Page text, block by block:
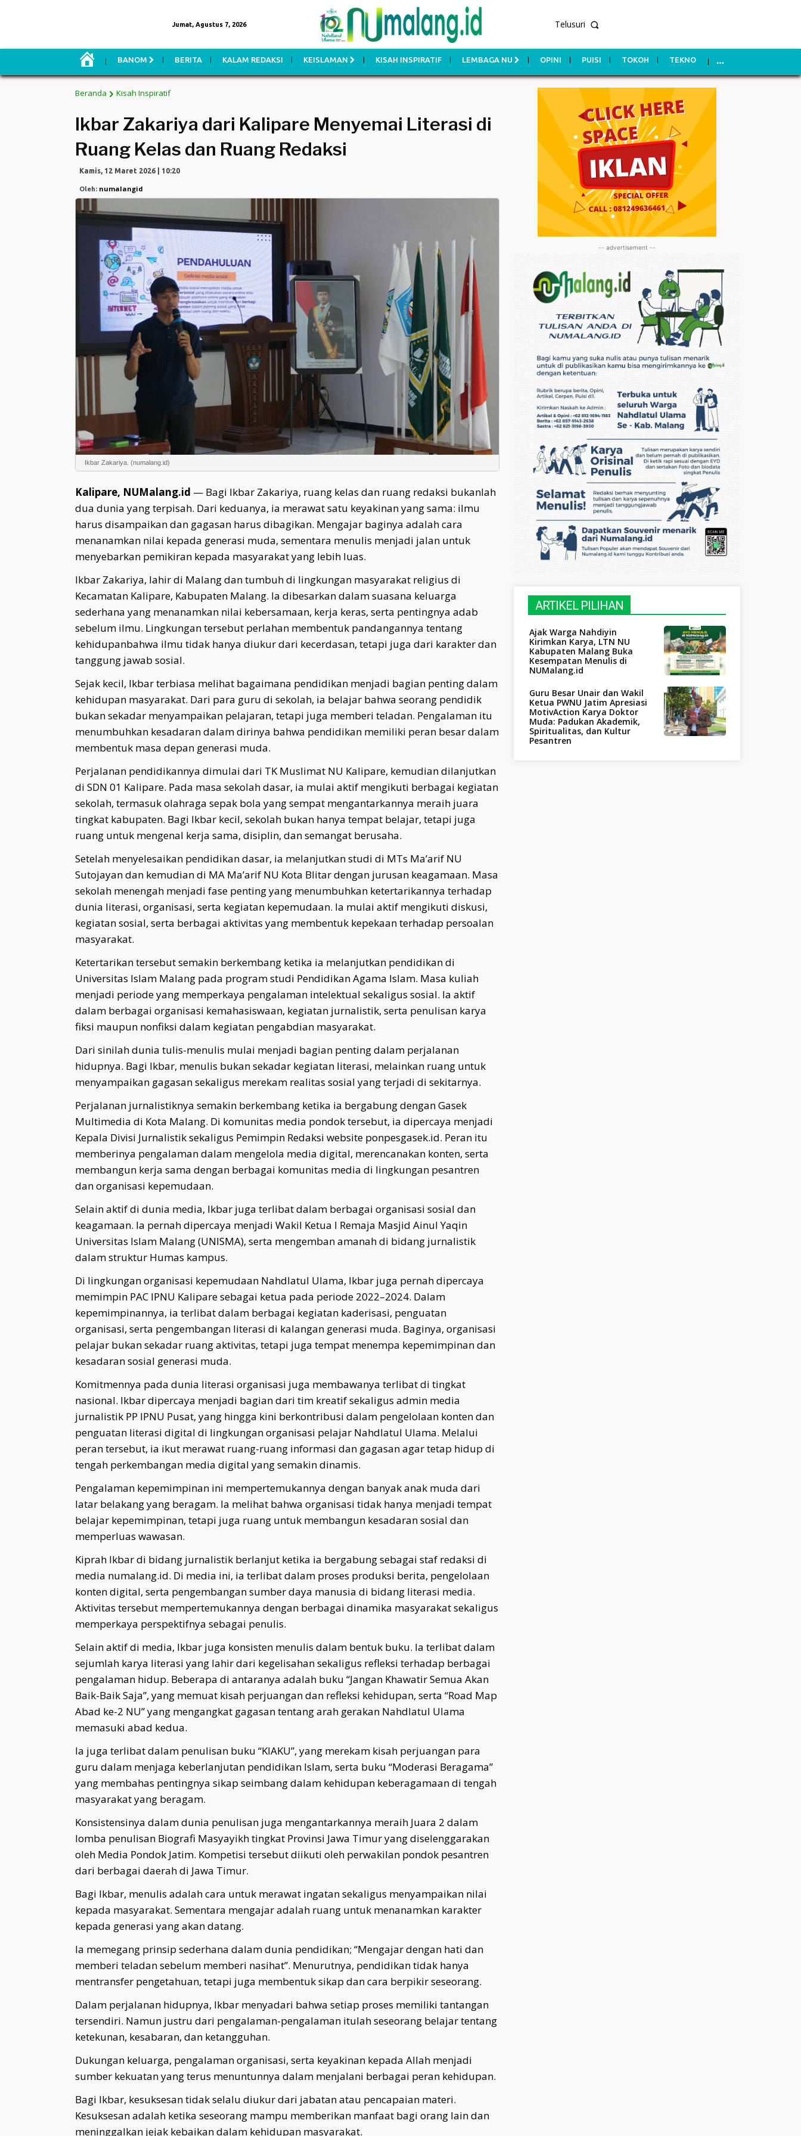
Jumat, Agustus 7, 2026 Telusuri
M
BANOM BERITA KALAM REDAKSI KEISLAMAN KISAH INSPIRATIF LEMBAGA NU OPINI PUISI TOKOH TEKNO
Beranda Kisah Inspiratif
Ikbar Zakariya dari Kalipare Menyemai Literasi di
Ruang Kelas dan Ruang Redaksi
Kamis, 12 Maret 2026 | 10:20
Oleh: numalangid
Ikbar Zakariya. (numalang.id)
Kalipare, NUMalang.id — Bagi Ikbar Zakariya, ruang kelas dan ruang redaksi bukanlah
dua dunia yang terpisah. Dari keduanya, ia merawat satu keyakinan yang sama: ilmu
harus disampaikan dan gagasan harus dibagikan. Mengajar baginya adalah cara
menanamkan nilai kepada generasi muda, sementara menulis menjadi jalan untuk
menyebarkan pemikiran kepada masyarakat yang lebih luas.
Ikbar Zakariya, lahir di Malang dan tumbuh di lingkungan masyarakat religius di
Kecamatan Kalipare, Kabupaten Malang. Ia dibesarkan dalam suasana keluarga
sederhana yang menanamkan nilai kebersamaan, kerja keras, serta pentingnya adab
sebelum ilmu. Lingkungan tersebut perlahan membentuk pandangannya tentang
kehidupanbahwa ilmu tidak hanya diukur dari kecerdasan, tetapi juga dari karakter dan
tanggung jawab sosial.
Sejak kecil, Ikbar terbiasa melihat bagaimana pendidikan menjadi bagian penting dalam
kehidupan masyarakat. Dari para guru di sekolah, ia belajar bahwa seorang pendidik
bukan sekadar menyampaikan pelajaran, tetapi juga memberi teladan. Pengalaman itu
menumbuhkan kesadaran dalam dirinya bahwa pendidikan memiliki peran besar dalam
membentuk masa depan generasi muda.
Perjalanan pendidikannya dimulai dari TK Muslimat NU Kalipare, kemudian dilanjutkan
di SDN 01 Kalipare. Pada masa sekolah dasar, ia mulai aktif mengikuti berbagai kegiatan
sekolah, termasuk olahraga sepak bola yang sempat mengantarkannya meraih juara
tingkat kabupaten. Bagi Ikbar kecil, sekolah bukan hanya tempat belajar, tetapi juga
ruang untuk mengenal kerja sama, disiplin, dan semangat berusaha.
Setelah menyelesaikan pendidikan dasar, ia melanjutkan studi di MTs Ma’arif NU
Sutojayan dan kemudian di MA Ma’arif NU Kota Blitar dengan jurusan keagamaan. Masa
sekolah menengah menjadi fase penting yang menumbuhkan ketertarikannya terhadap
dunia literasi, organisasi, serta kegiatan kepemudaan. Ia mulai aktif mengikuti diskusi,
kegiatan sosial, serta berbagai aktivitas yang membentuk kepekaan terhadap persoalan
masyarakat.
Ketertarikan tersebut semakin berkembang ketika ia melanjutkan pendidikan di
Universitas Islam Malang pada program studi Pendidikan Agama Islam. Masa kuliah
menjadi periode yang memperkaya pengalaman intelektual sekaligus sosial. Ia aktif
dalam berbagai organisasi kemahasiswaan, kegiatan jurnalistik, serta penulisan karya
fiksi maupun nonfiksi dalam kegiatan pengabdian masyarakat.
Dari sinilah dunia tulis-menulis mulai menjadi bagian penting dalam perjalanan
hidupnya. Bagi Ikbar, menulis bukan sekadar kegiatan literasi, melainkan ruang untuk
menyampaikan gagasan sekaligus merekam realitas sosial yang terjadi di sekitarnya.
Perjalanan jurnalistiknya semakin berkembang ketika ia bergabung dengan Gasek
Multimedia di Kota Malang. Di komunitas media pondok tersebut, ia dipercaya menjadi
Kepala Divisi Jurnalistik sekaligus Pemimpin Redaksi website ponpesgasek.id. Peran itu
memberinya pengalaman dalam mengelola media digital, merencanakan konten, serta
membangun kerja sama dengan berbagai komunitas media di lingkungan pesantren
dan organisasi kepemudaan.
Selain aktif di dunia media, Ikbar juga terlibat dalam berbagai organisasi sosial dan
keagamaan. Ia pernah dipercaya menjadi Wakil Ketua I Remaja Masjid Ainul Yaqin
Universitas Islam Malang (UNISMA), serta mengemban amanah di bidang jurnalistik
dalam struktur Humas kampus.
Di lingkungan organisasi kepemudaan Nahdlatul Ulama, Ikbar juga pernah dipercaya
memimpin PAC IPNU Kalipare sebagai ketua pada periode 2022–2024. Dalam
kepemimpinannya, ia terlibat dalam berbagai kegiatan kaderisasi, penguatan
organisasi, serta pengembangan literasi di kalangan generasi muda. Baginya, organisasi
pelajar bukan sekadar ruang aktivitas, tetapi juga tempat menempa kepemimpinan dan
kesadaran sosial generasi muda.
Komitmennya pada dunia literasi organisasi juga membawanya terlibat di tingkat
nasional. Ikbar dipercaya menjadi bagian dari tim kreatif sekaligus admin media
jurnalistik PP IPNU Pusat, yang hingga kini berkontribusi dalam pengelolaan konten dan
penguatan literasi digital di lingkungan organisasi pelajar Nahdlatul Ulama. Melalui
peran tersebut, ia ikut merawat ruang-ruang informasi dan gagasan agar tetap hidup di
tengah perkembangan media digital yang semakin dinamis.
Pengalaman kepemimpinan ini mempertemukannya dengan banyak anak muda dari
latar belakang yang beragam. Ia melihat bahwa organisasi tidak hanya menjadi tempat
belajar kepemimpinan, tetapi juga ruang untuk membangun kesadaran sosial dan
memperluas wawasan.
Kiprah Ikbar di bidang jurnalistik berlanjut ketika ia bergabung sebagai staf redaksi di
media numalang.id. Di media ini, ia terlibat dalam proses produksi berita, pengelolaan
konten digital, serta pengembangan sumber daya manusia di bidang literasi media.
Aktivitas tersebut mempertemukannya dengan berbagai dinamika masyarakat sekaligus
memperkaya perspektifnya sebagai penulis.
Selain aktif di media, Ikbar juga konsisten menulis dalam bentuk buku. Ia terlibat dalam
sejumlah karya literasi yang lahir dari kegelisahan sekaligus refleksi terhadap berbagai
pengalaman hidup. Beberapa di antaranya adalah buku “Jangan Khawatir Semua Akan
Baik-Baik Saja”, yang memuat kisah perjuangan dan refleksi kehidupan, serta “Road Map
Abad ke-2 NU” yang mengangkat gagasan tentang arah gerakan Nahdlatul Ulama
memasuki abad kedua.
Ia juga terlibat dalam penulisan buku “KIAKU”, yang merekam kisah perjuangan para
guru dalam menjaga keberlanjutan pendidikan Islam, serta buku “Moderasi Beragama”
yang membahas pentingnya sikap seimbang dalam kehidupan keberagamaan di tengah
masyarakat yang beragam.
Konsistensinya dalam dunia penulisan juga mengantarkannya meraih Juara 2 dalam
lomba penulisan Biografi Masyayikh tingkat Provinsi Jawa Timur yang diselenggarakan
oleh Media Pondok Jatim. Kompetisi tersebut diikuti oleh perwakilan pondok pesantren
dari berbagai daerah di Jawa Timur.
Bagi Ikbar, menulis adalah cara untuk merawat ingatan sekaligus menyampaikan nilai
kepada masyarakat. Sementara mengajar adalah ruang untuk menanamkan karakter
kepada generasi yang akan datang.
Ia memegang prinsip sederhana dalam dunia pendidikan; “Mengajar dengan hati dan
memberi teladan sebelum memberi nasihat”. Menurutnya, pendidikan tidak hanya
mentransfer pengetahuan, tetapi juga membentuk sikap dan cara berpikir seseorang.
Dalam perjalanan hidupnya, Ikbar menyadari bahwa setiap proses memiliki tantangan
tersendiri. Namun justru dari pengalaman-pengalaman itulah seseorang belajar tentang
ketekunan, kesabaran, dan ketangguhan.
Dukungan keluarga, pengalaman organisasi, serta keyakinan kepada Allah menjadi
sumber kekuatan yang terus menuntunnya dalam menjalani berbagai peran kehidupan.
Bagi Ikbar, kesuksesan tidak selalu diukur dari jabatan atau pencapaian materi.
Kesuksesan adalah ketika seseorang mampu memberikan manfaat bagi orang lain dan
meninggalkan jejak kebaikan dalam kehidupan masyarakat.
-- advertisement --
ARTIKEL PILIHAN
Ajak Warga Nahdiyin
Kirimkan Karya, LTN NU
Kabupaten Malang Buka
Kesempatan Menulis di
NUMalang.id
Guru Besar Unair dan Wakil
Ketua PWNU Jatim Apresiasi
MotivAction Karya Doktor
Muda: Padukan Akademik,
Spiritualitas, dan Kultur
Pesantren